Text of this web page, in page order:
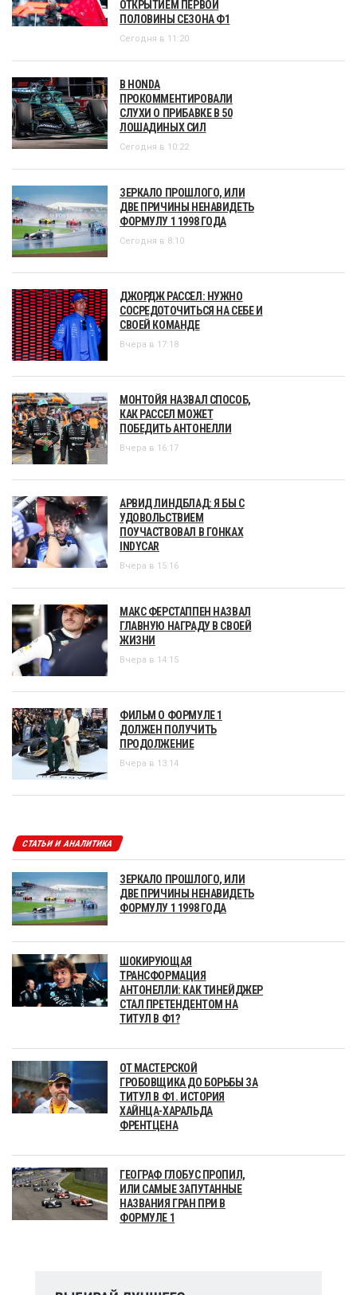
ОТКРЫТИЕМ ПЕРВОЙ
ПОЛОВИНЫ СЕЗОНА Ф1
Сегодня в 11:20
В HONDA
ПРОКОММЕНТИРОВАЛИ
СЛУХИ О ПРИБАВКЕ В 50
ЛОШАДИНЫХ СИЛ
Сегодня в 10:22
ЗЕРКАЛО ПРОШЛОГО, ИЛИ
ДВЕ ПРИЧИНЫ НЕНАВИДЕТЬ
ФОРМУЛУ 1 1998 ГОДА
Сегодня в 8:10
ДЖОРДЖ РАССЕЛ: НУЖНО
СОСРЕДОТОЧИТЬСЯ НА СЕБЕ И
СВОЕЙ КОМАНДЕ
Вчера в 17:18
МОНТОЙЯ НАЗВАЛ СПОСОБ,
КАК РАССЕЛ МОЖЕТ
ПОБЕДИТЬ АНТОНЕЛЛИ
Вчера в 16:17
АРВИД ЛИНДБЛАД: Я БЫ С
УДОВОЛЬСТВИЕМ
ПОУЧАСТВОВАЛ В ГОНКАХ
INDYCAR
Вчера в 15:16
МАКС ФЕРСТАППЕН НАЗВАЛ
ГЛАВНУЮ НАГРАДУ В СВОЕЙ
ЖИЗНИ
Вчера в 14:15
ФИЛЬМ О ФОРМУЛЕ 1
ДОЛЖЕН ПОЛУЧИТЬ
ПРОДОЛЖЕНИЕ
Вчера в 13:14
СТАТЬИ И АНАЛИТИКА
ЗЕРКАЛО ПРОШЛОГО, ИЛИ
ДВЕ ПРИЧИНЫ НЕНАВИДЕТЬ
ФОРМУЛУ 1 1998 ГОДА
ШОКИРУЮЩАЯ
ТРАНСФОРМАЦИЯ
АНТОНЕЛЛИ: КАК ТИНЕЙДЖЕР
СТАЛ ПРЕТЕНДЕНТОМ НА
ТИТУЛ В Ф1?
ОТ МАСТЕРСКОЙ
ГРОБОВЩИКА ДО БОРЬБЫ ЗА
ТИТУЛ В Ф1. ИСТОРИЯ
ХАЙНЦА-ХАРАЛЬДА
ФРЕНТЦЕНА
ГЕОГРАФ ГЛОБУС ПРОПИЛ,
ИЛИ САМЫЕ ЗАПУТАННЫЕ
НАЗВАНИЯ ГРАН ПРИ В
ФОРМУЛЕ 1